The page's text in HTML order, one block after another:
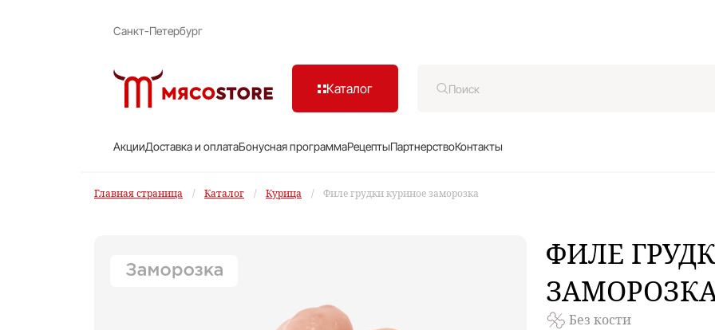
Санкт-Петербург
Каталог
АкцииДоставка и оплатаБонусная программаРецептыПартнерствоКонтакты
Главная страница / Каталог / Курица / Филе грудки куриное заморозка
ФИЛЕ
Без кости